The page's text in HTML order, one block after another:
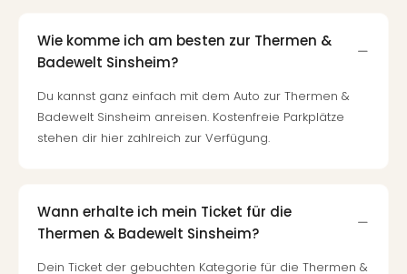
Wie komme ich am besten zur Thermen &
Badewelt Sinsheim?
Du kannst ganz einfach mit dem Auto zur Thermen &
Badewelt Sinsheim anreisen. Kostenfreie Parkplätze
stehen dir hier zahlreich zur Verfügung.
Wann erhalte ich mein Ticket für die
Thermen & Badewelt Sinsheim?
Dein Ticket der gebuchten Kategorie für die Thermen &